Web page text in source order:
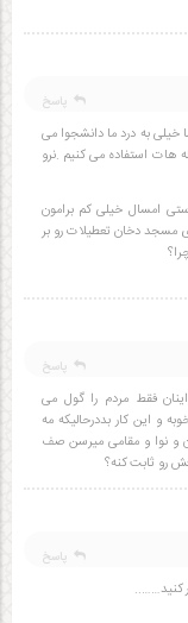
خیلی به درد ما دانشجوا می
هات استفاده می کنیم .نرو
امسال خیلی کم برامون
مسجد دخان تعطیلات رو بر
پاسخ
فقط مردم را گول می
و این کار بددرحالیکه مه
و نوا و مقامی میرسن صف
رو ثابت کنه؟
پاسخ
کنید……..
پاسخ